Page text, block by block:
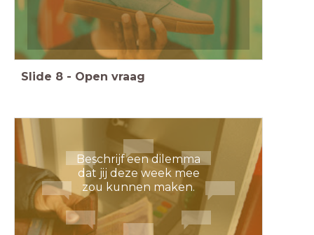
Slide 8 - Open vraag
Beschrijf een dilemma
dat jij deze week mee
zou kunnen maken.